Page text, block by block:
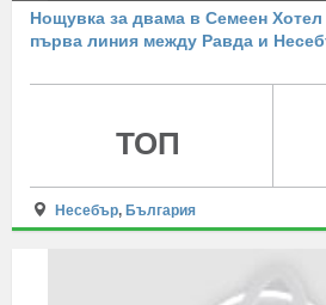
Нощувка за двама в Семеен
първа линия между Равда и
ТОП
Несебър, България